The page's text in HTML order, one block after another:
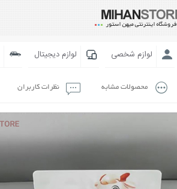
لوازم شخصی لوازم دیجیتال
محصولات مشابه نظرات کاربران